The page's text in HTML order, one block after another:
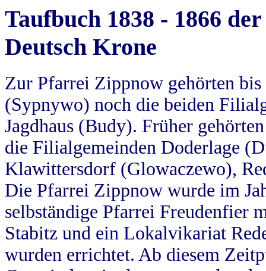
Taufbuch 1838 - 1866
Deutsch Krone
Zur Pfarrei Zippnow gehörten
(Sypnywo) noch die beiden
Jagdhaus (Budy). Früher
die Filialgemeinden Doderlage
Klawittersdorf (Glowaczewo),
Die Pfarrei Zippnow wurde im
selbständige Pfarrei Freudenfier
Stabitz und ein Lokalvikariat
wurden errichtet. Ab diesem